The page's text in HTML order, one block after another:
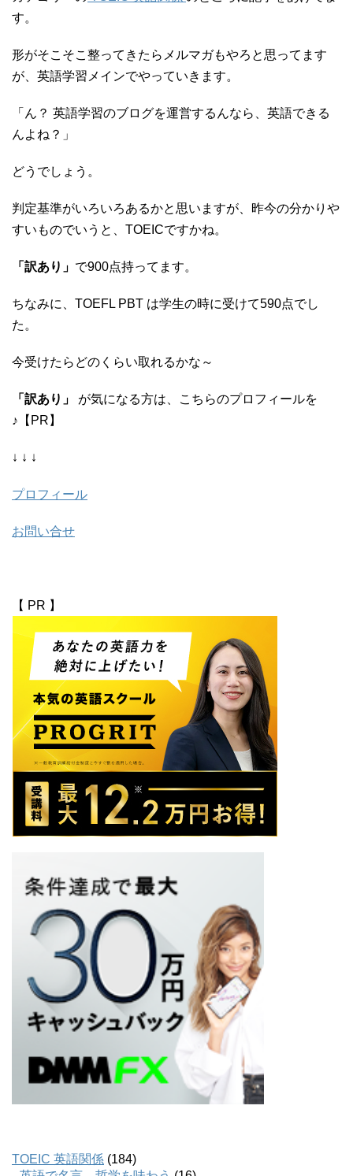
す。
形がそこそこ整ってきたらメルマガもやろと思ってます
が、英語学習メインでやっていきます。
「ん？ 英語学習のブログを運営するんなら、英語できる
んよね？」
どうでしょう。
判定基準がいろいろあるかと思いますが、昨今の分かりや
すいものでいうと、TOEICですかね。
「訳あり」 で900点持ってます。
ちなみに、TOEFL PBT は学生の時に受けて590点でし
た。
今受けたらどのくらい取れるかな～
「訳あり」
が気になる方は、こちらのプロフィールを
♪【PR】
↓ ↓ ↓
プロフィール
お問い合せ
【 PR 】
TOEIC 英語関係 (184)